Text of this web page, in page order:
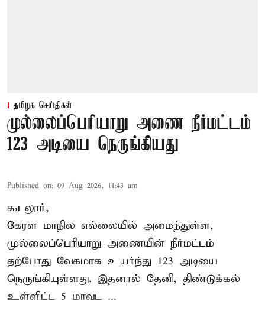
தமிழக செய்திகள்
முல்லைப்பெரியாறு அணை நீர்மட்டம்
123 அடியை நெருங்கியது
Published on: 09 Aug 2026, 11:43 am
கூடலூர்,
கேரள மாநில எல்லையில் அமைந்துள்ள,
முல்லைப்பெரியாறு அணையின் நீர்மட்டம்
தற்போது வேகமாக உயர்ந்து 123 அடியை
நெருங்கியுள்ளது. இதனால் தேனி, திண்டுக்கல்
உள்ளிட்ட 5 மாவட ...